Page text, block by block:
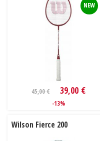
NEW
45,00 € 39,00 €
-13%
Wilson Fierce 200